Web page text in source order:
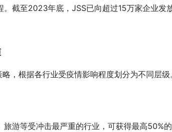
。截至2023年底，JSS已向超过15万家企业发
，根据各行业受疫情影响程度划分为不同层
游等受冲击最严重的行业，可获得最高50%的